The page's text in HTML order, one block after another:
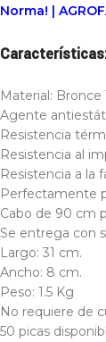
Norma! |
Material: Bronce
Agente
Resistencia
Resistencia al
Resistencia a la
Perfectamente
Cabo de 90 cm
Se entrega con
Largo: 31 cm​.
Ancho: 8 cm​.
Peso: 1.5 Kg​
No requiere de
50 picas